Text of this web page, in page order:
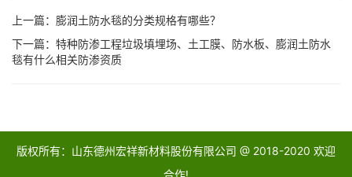
上一篇： 膨润土防水毯的分类规格有哪些？
下一篇： 特种防渗工程垃圾填埋场、土工膜、防水板、膨润土防水
毯有什么相关防渗资质
版权所有：山东德州宏祥新材料股份有限公司 @ 2018-2020 欢迎
合作!